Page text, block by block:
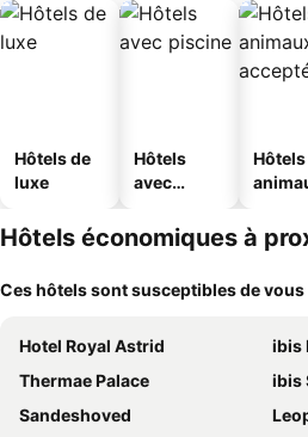
Hôtels de
luxe
Hôtels
avec
Hôtels
Hôtels économiques à
Ces hôtels sont susceptibles de vous
Hotel Royal Astrid
ibis
Thermae Palace
ibis
Sandeshoved